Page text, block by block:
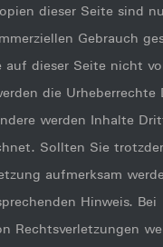
dieser Seite sind
Gebrauch
auf dieser Seite nicht
die Urheberrechte
werden Inhalte
Sollten Sie
aufmerksam
Hinweis. Bei
Rechtsverletzungen